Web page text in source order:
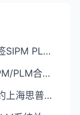
思普软件二十余家客户续签SIPM PLM售后服务协议
伯特利与思普软件续签SIPM/PLM合作协议
浙江西菱股份有限公司签约上海思普部署SIPM/PLM系统